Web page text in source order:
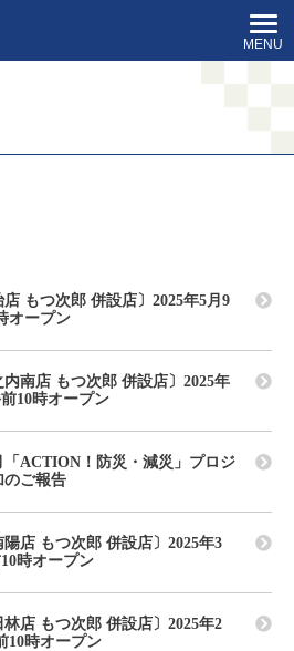
MENU
店 もつ次郎 併設店〕2025年5月9
オープン
内南店 もつ次郎 併設店〕2025年
10時オープン
「ACTION！防災・減災」プロジ
のご報告
陽店 もつ次郎 併設店〕2025年3
時オープン
林店 もつ次郎 併設店〕2025年2
10時オープン